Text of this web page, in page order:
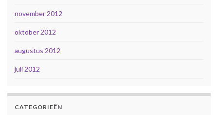
november 2012
oktober 2012
augustus 2012
juli 2012
CATEGORIEËN